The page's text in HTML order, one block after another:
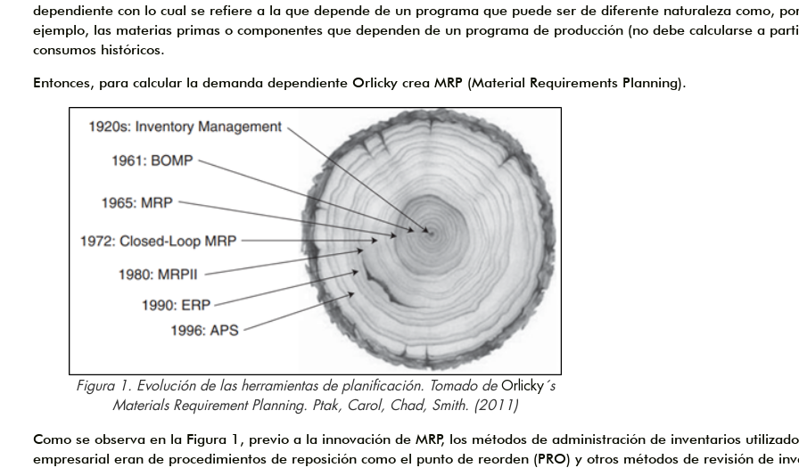
dependiente con lo cual se refiere a la que depende de un programa que puede ser de diferente naturaleza como,
ejemplo, las materias primas o componentes que dependen de un programa de producción (no debe calcularse a
consumos históricos.
Entonces, para calcular la demanda dependiente Orlicky crea MRP (Material Requirements Planning).
Figura 1. Evolución de las herramientas de planificación. Tomado deOrlicky´s
Materials Requirement Planning. Ptak, Carol, Chad, Smith. (2011)
Como se observa en la Figura 1, previo a la innovación de MRP, los métodos de administración de inventarios
empresarial eran de procedimientos de reposición como el punto de reorden (PRO) y otros métodos de revisión de